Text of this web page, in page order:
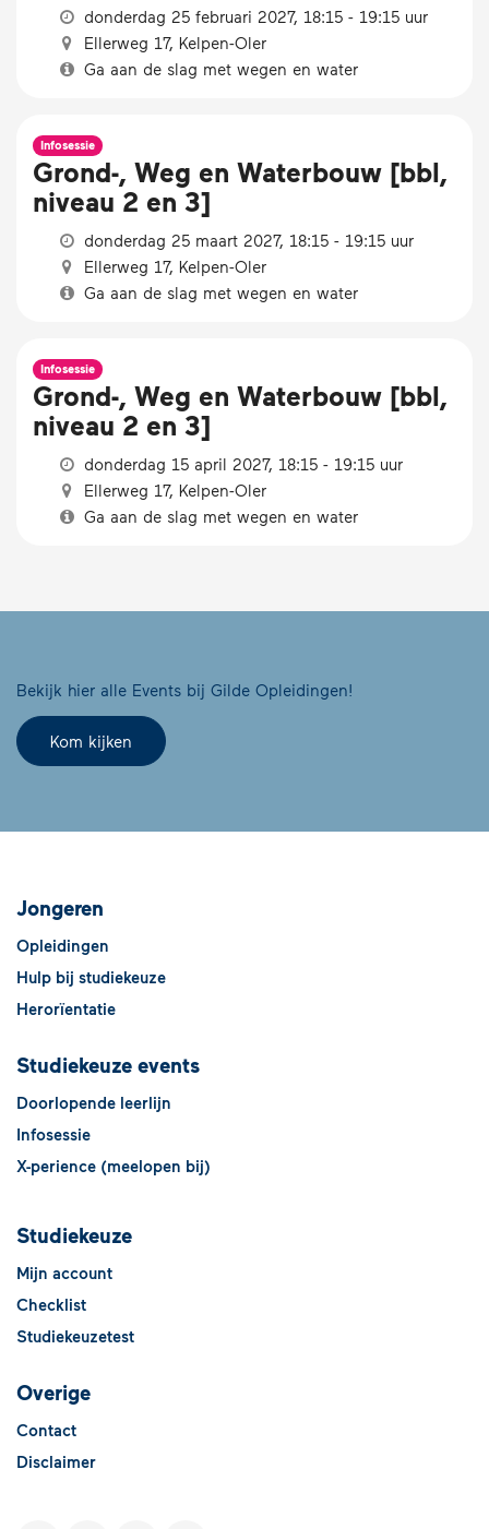
donderdag 25 februari 2027, 18:15 - 19:15 uur
Ellerweg 17, Kelpen-Oler
Ga aan de slag met wegen en water
Infosessie
Grond-, Weg en Waterbouw [bbl,
niveau 2 en 3]
donderdag 25 maart 2027, 18:15 - 19:15 uur
Ellerweg 17, Kelpen-Oler
Ga aan de slag met wegen en water
Infosessie
Grond-, Weg en Waterbouw [bbl,
niveau 2 en 3]
donderdag 15 april 2027, 18:15 - 19:15 uur
Ellerweg 17, Kelpen-Oler
Ga aan de slag met wegen en water
Bekijk hier alle Events bij Gilde Opleidingen!
Kom kijken
Jongeren
Opleidingen
Hulp bij studiekeuze
Herorïentatie
Studiekeuze events
Doorlopende leerlijn
Infosessie
X-perience (meelopen bij)
Studiekeuze
Mijn account
Checklist
Studiekeuzetest
Overige
Contact
Disclaimer